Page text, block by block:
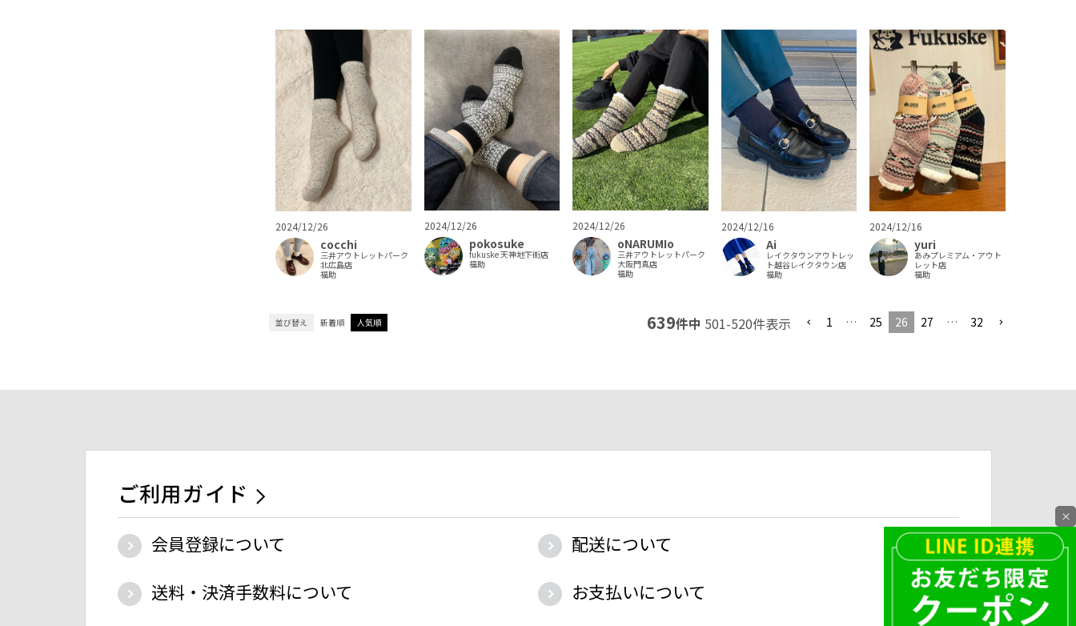
2024/12/26
cocchi
三井アウトレットパーク
北広島店
福助
2024/12/26
pokosuke
fukuske 天神地下街店
福助
2024/12/26
oNARUMIo
三井アウトレットパーク
大阪門真店
福助
2024/12/16
Ai
レイクタウンアウトレッ
ト越谷レイクタウン店
福助
2024/12/16
yuri
あみプレミアム・アウト
レット店
福助
並び替え 新着順 人気順 639件中 501-520件表示 1 … 25 26 27 … 32
ご利用ガイド
会員登録について
配送について
送料・決済手数料について
お支払いについて
×